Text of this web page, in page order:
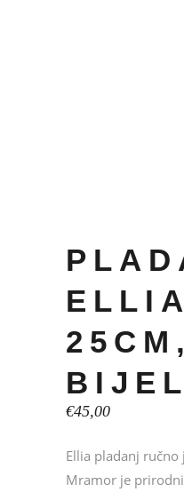
25CM,
€45,00
Ellia pladanj
Mramor je